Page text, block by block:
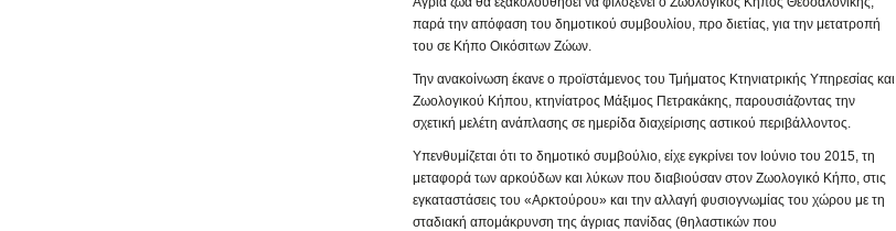
παρά την απόφαση του δημοτικού συμβουλίου, προ διετίας, για την μετατροπή
του σε Κήπο Οικόσιτων Ζώων.
Την ανακοίνωση έκανε ο προϊστάμενος του Τμήματος Κτηνιατρικής Υπηρεσίας και
Ζωολογικού Κήπου, κτηνίατρος Μάξιμος Πετρακάκης, παρουσιάζοντας την
σχετική μελέτη ανάπλασης σε ημερίδα διαχείρισης αστικού περιβάλλοντος.
Υπενθυμίζεται ότι το δημοτικό συμβούλιο, είχε εγκρίνει τον Ιούνιο του 2015, τη
μεταφορά των αρκούδων και λύκων που διαβιούσαν στον Ζωολογικό Κήπο, στις
εγκαταστάσεις του «Αρκτούρου» και την αλλαγή φυσιογνωμίας του χώρου με τη
σταδιακή απομάκρυνση της άγριας πανίδας (θηλαστικών που